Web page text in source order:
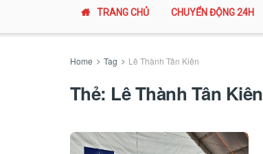
TRANG CHỦ CHUYỂN ĐỘNG 24H
Home Tag Lê Thành Tân Kiên
Thẻ: Lê Thành Tân Kiên